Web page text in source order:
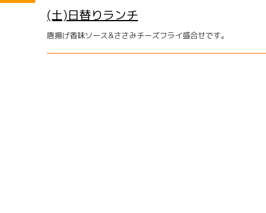
(土)日替りランチ
唐揚げ香味ソース&ささみチーズフライ盛合せです。